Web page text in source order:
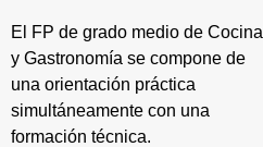
El FP de grado medio de Cocina
y Gastronomía se compone de
una orientación práctica
simultáneamente con una
formación técnica.